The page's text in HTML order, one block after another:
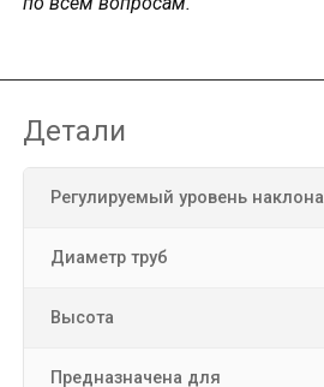
Детали
Регулируемый уровень наклона
Диаметр труб
Высота
Предназначена для